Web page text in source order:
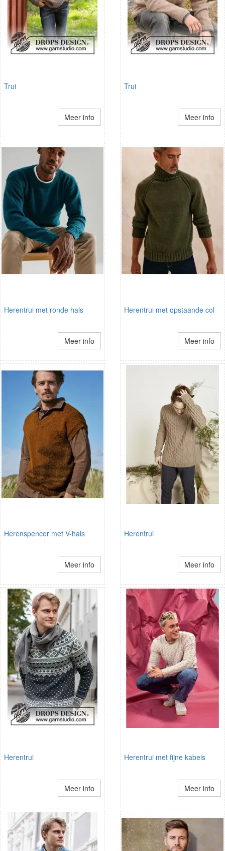
Trui
Meer info
Trui
Meer info
Herentrui met ronde hals
Meer info
Herentrui met opstaande col
Meer info
Herenspencer met V-hals
Meer info
Herentrui
Meer info
Herentrui
Meer info
Herentrui met fijne kabels
Meer info